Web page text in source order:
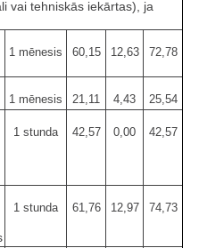
vai tehniskās iekārtas), ja
1 mēnesis 60,15 12,63 72,78
1 mēnesis 21,11 4,43 25,54
1 stunda 42,57 0,00 42,57
1 stunda 61,76 12,97 74,73